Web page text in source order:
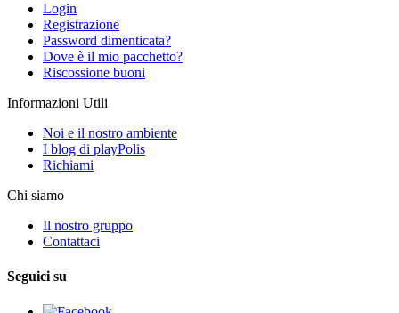
Login
Registrazione
Password dimenticata?
Dove è il mio pacchetto?
Riscossione buoni
Informazioni Utili
Noi e il nostro ambiente
I blog di playPolis
Richiami
Chi siamo
Il nostro gruppo
Contattaci
Seguici su